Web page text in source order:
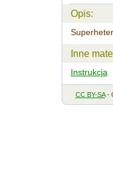
Opis:
Inne
Instrukcja
CC BY-SA-